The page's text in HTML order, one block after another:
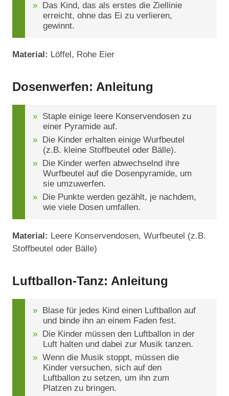
Das Kind, das als erstes die Ziellinie
erreicht, ohne das Ei zu verlieren,
gewinnt.
Material: Löffel, Rohe Eier
Dosenwerfen: Anleitung
Staple einige leere Konservendosen zu
einer Pyramide auf.
Die Kinder erhalten einige Wurfbeutel
(z.B. kleine Stoffbeutel oder Bälle).
Die Kinder werfen abwechselnd ihre
Wurfbeutel auf die Dosenpyramide, um
sie umzuwerfen.
Die Punkte werden gezählt, je nachdem,
wie viele Dosen umfallen.
Material: Leere Konservendosen, Wurfbeutel (z.B.
Stoffbeutel oder Bälle)
Luftballon-Tanz: Anleitung
Blase für jedes Kind einen Luftballon auf
und binde ihn an einem Faden fest.
Die Kinder müssen den Luftballon in der
Luft halten und dabei zur Musik tanzen.
Wenn die Musik stoppt, müssen die
Kinder versuchen, sich auf den
Luftballon zu setzen, um ihn zum
Platzen zu bringen.